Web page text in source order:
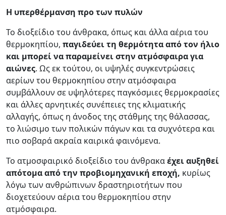
Η υπερθέρμανση προ των πυλών
Το διοξείδιο του άνθρακα, όπως και άλλα αέρια του
θερμοκηπίου, παγιδεύει τη θερμότητα από τον ήλιο
και μπορεί να παραμείνει στην ατμόσφαιρα για
αιώνες. Ως εκ τούτου, οι υψηλές συγκεντρώσεις
αερίων του θερμοκηπίου στην ατμόσφαιρα
συμβάλλουν σε υψηλότερες παγκόσμιες θερμοκρασίες
και άλλες αρνητικές συνέπειες της κλιματικής
αλλαγής, όπως η άνοδος της στάθμης της θάλασσας,
το λιώσιμο των πολικών πάγων και τα συχνότερα και
πιο σοβαρά ακραία καιρικά φαινόμενα.
Το ατμοσφαιρικό διοξείδιο του άνθρακαέχει αυξηθεί
απότομα από την προβιομηχανική εποχή, κυρίως
λόγω των ανθρώπινων δραστηριοτήτων που
διοχετεύουν αέρια του θερμοκηπίου στην
ατμόσφαιρα.